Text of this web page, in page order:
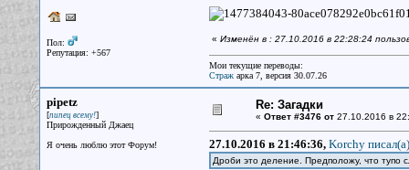
Пол:
Репутация: +567
« Изменён в : 27.10.2016 в 22:28:24
Мои текущие переводы:
Стражарка 7, версия 30.07.26
pipetz
[пипец всему!]
Прирожденный Джаец
Я очень люблю этот Форум!
Re: Загадки
« Ответ #3476 от27.10.2016 в
27.10.2016 в 21:46:36, Korchy писал(a)
Дроби это деление. Предположу, что тупо